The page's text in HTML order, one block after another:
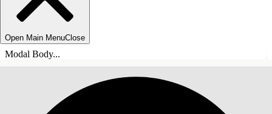
Open Main MenuClose
Modal Body...